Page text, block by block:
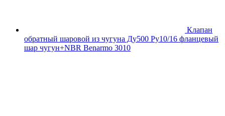
Клапан
обратный шаровой из чугуна Ду500 Ру10/16 фланцевый
шар чугун+NBR Benarmo 3010